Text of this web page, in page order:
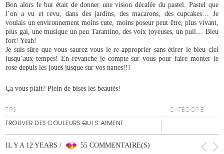
Bon alors le but était de donner une vision décalée du pastel. Pastel que
l’on a vu et revu, dans des jardins, des macarons, des cupcakes… Je
voulais un environnement moins cute, moins poseur peut être, plus vivant,
plus gai, une musique un peu Tarantino, des voix joyeuses, un pull… Bleu
fort! Yeah!
Je suis sûre que vous saurez vous le re-approprier sans étirer le bleu ciel
jusqu’aux tempes! En revanche je compte sur vous pour faire monter le
rose depuis les joues jusque sur vos nattes!!!
Ça vous plait? Plein de bises les beautés!
TIPS CATÉGORIE
TROUVER DES COULEURS QUI S’AIMENT
IL Y A 12 YEARS / 55 COMMENTAIRE(S)